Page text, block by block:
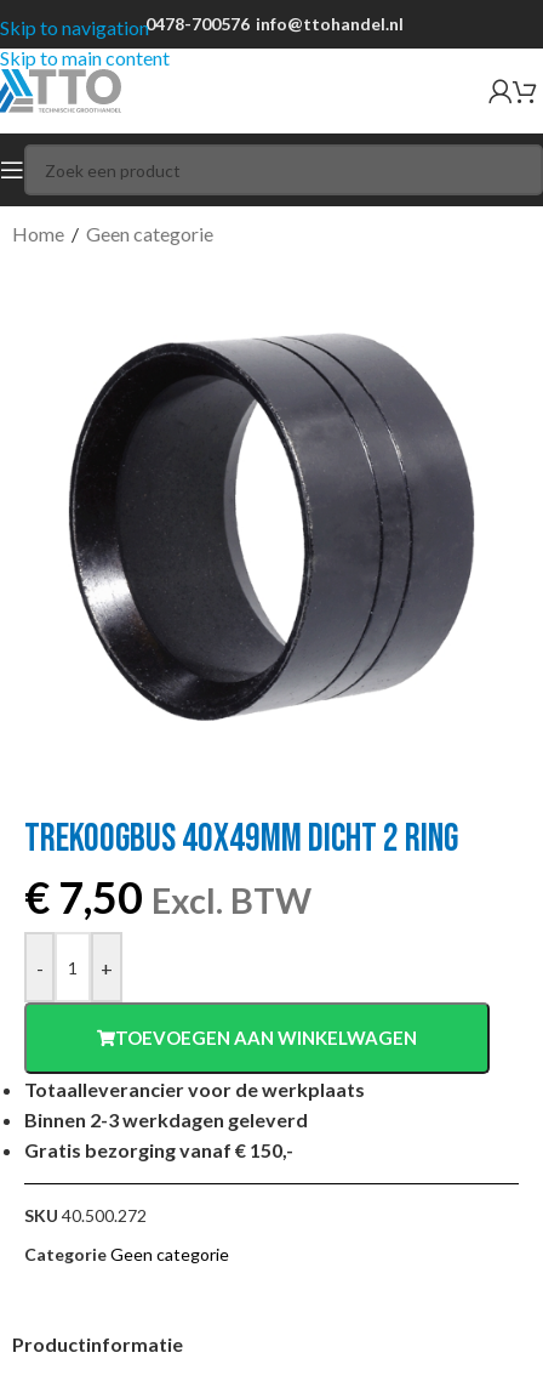
Skip to navigation
Skip to main content
0478-700576 info@ttohandel.nl
Home / Geen categorie
TREKOOGBUS 40X49MM DICHT 2 RING
€ 7,50 Excl. BTW
- +
TOEVOEGEN AAN WINKELWAGEN
Totaalleverancier voor de werkplaats
Binnen 2-3 werkdagen geleverd
Gratis bezorging vanaf € 150,-
SKU 40.500.272
CategorieGeen categorie
Productinformatie